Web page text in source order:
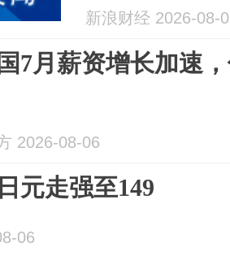
上...
新浪财经 2026-08-
7月薪资增长加速
2026-08-06
元走强至149
06